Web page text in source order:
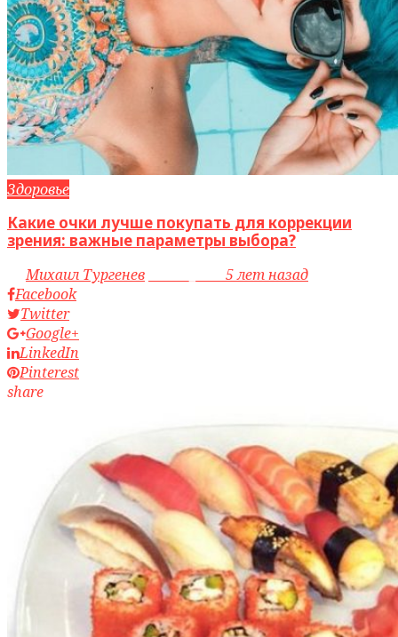
Здоровье
Какие очки лучше покупать для коррекции
зрения: важные параметры выбора?
byМихаил Тургенев
5 лет назад
Facebook
Twitter
Google+
LinkedIn
Pinterest
share